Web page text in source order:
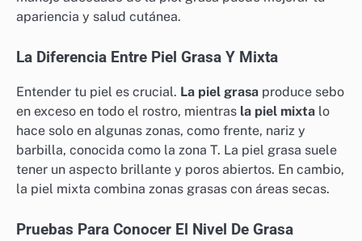
apariencia y salud cutánea.
La Diferencia Entre Piel Grasa Y Mixta
Entender tu piel es crucial. La piel grasa produce sebo
en exceso en todo el rostro, mientras la piel mixta lo
hace solo en algunas zonas, como frente, nariz y
barbilla, conocida como la zona T. La piel grasa suele
tener un aspecto brillante y poros abiertos. En cambio,
la piel mixta combina zonas grasas con áreas secas.
Pruebas Para Conocer El Nivel De Grasa